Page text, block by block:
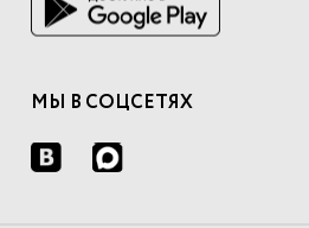
МЫ В СОЦСЕТЯХ